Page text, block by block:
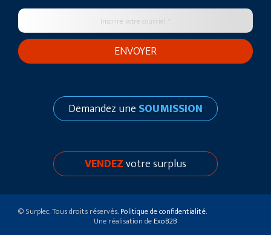
Demandez une SOUMISSION
VENDEZvotre surplus
© Surplec. Tous droits réservés.Politique de confidentialité.
Une réalisation deExoB2B